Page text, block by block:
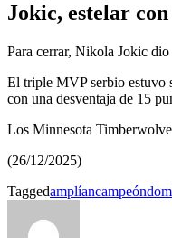
Jokic, estelar
Para cerrar, Nikola Jokic
El triple MVP serbio estuvo
con una desventaja de 15
Los Minnesota
(26/12/2025)
Taggedamplíancampeón